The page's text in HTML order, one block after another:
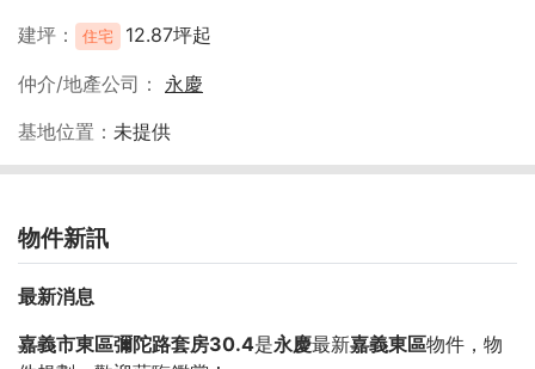
建坪
住宅 12.87坪起
仲介/地產公司
永慶
基地位置
未提供
物件新訊
最新消息
嘉義市東區彌陀路套房30.4是永慶最新嘉義東區物件，物